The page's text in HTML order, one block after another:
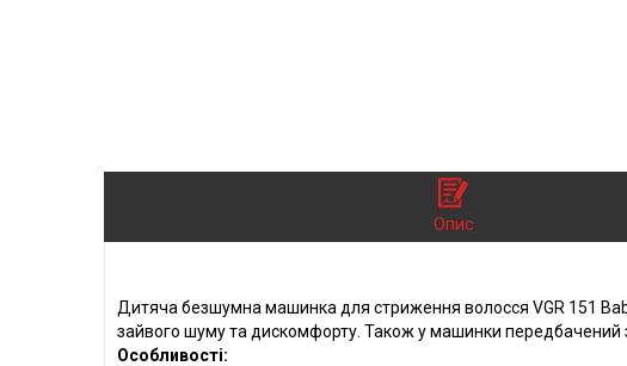
Опис
Дитяча безшумна машинка для стриження волосся VGR 151
зайвого шуму та дискомфорту. Також у машинки передбачений
Особливості: